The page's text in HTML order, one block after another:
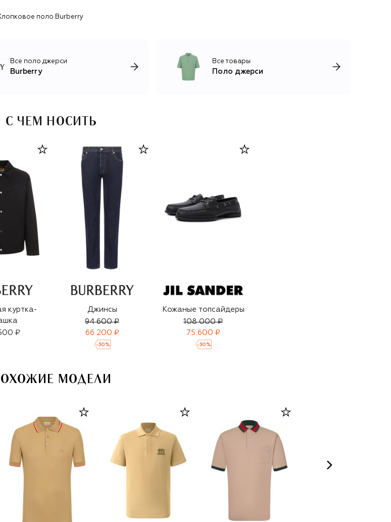
и товары для дома. Основное
поло Burberry
Все поло джерси
Burberry
Все товары
Поло джерси
С ЧЕМ НОСИТЬ
куртка-
₽
Джинсы
94 600 ₽
66 200 ₽
-30 %
Кожаные топсайдеры
108 000 ₽
75 600 ₽
-30 %
МОДЕЛИ